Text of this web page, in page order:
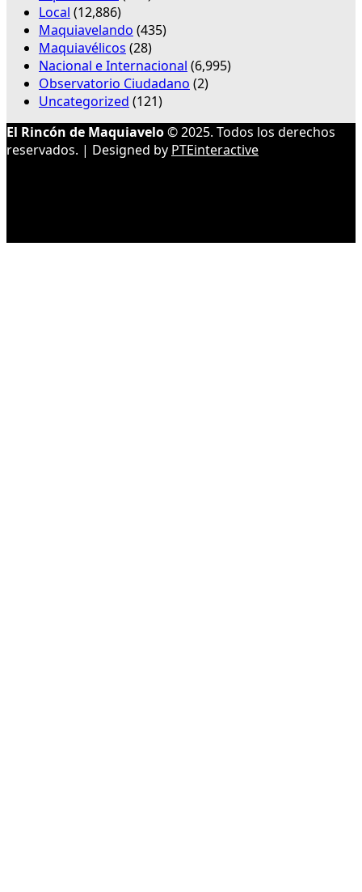
Local (12,886)
Maquiavelando (435)
Maquiavélicos (28)
Nacional e Internacional (6,995)
Observatorio Ciudadano (2)
Uncategorized (121)
El Rincón de Maquiavelo© 2025. Todos los derechos
reservados. | Designed by PTEinteractive